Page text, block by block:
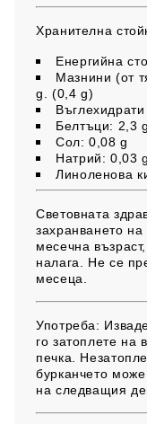
Хранителна
Енергийна
Мазнини (от
g. (0,4 g)
Белтъци: 2,3 g
Сол: 0,08 g
Натрий: 0,03 g
Линоленова
Световната
захранването
месечна
налага. Не се
месеца.
Употреба:
го затоплете на
печка.
бурканчето
на следващия